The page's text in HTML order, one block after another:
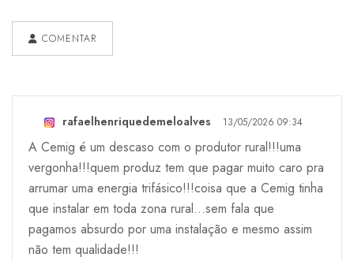
COMENTAR
rafaelhenriquedemeloalves 13/05/2026 09:34
A Cemig é um descaso com o produtor rural!!!uma
vergonha!!!quem produz tem que pagar muito caro pra
arrumar uma energia trifásico!!!coisa que a Cemig tinha
que instalar em toda zona rural...sem fala que
pagamos absurdo por uma instalação e mesmo assim
não tem qualidade!!!